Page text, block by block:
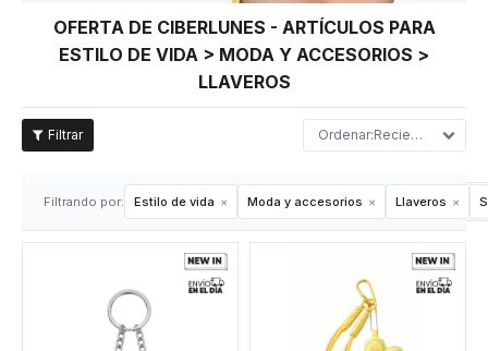
OFERTA DE CIBERLUNES - ARTÍCULOS PARA
ESTILO DE VIDA > MODA Y ACCESORIOS >
LLAVEROS
Recientes
Filtrando por: Estilo de vida Moda y accesorios Llaveros